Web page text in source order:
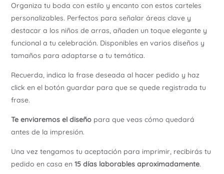
Organiza tu boda con estilo y encanto con estos carteles
personalizables. Perfectos para señalar áreas clave y
destacar a los niños de arras, añaden un toque elegante y
funcional a tu celebración. Disponibles en varios diseños y
tamaños para adaptarse a tu temática.
Recuerda, indica la frase deseada al hacer pedido y haz
click en el botón guardar para que se quede registrada tu
frase.
Te enviaremos el diseñopara que veas cómo quedará
antes de la impresión.
Una vez tengamos tu aceptación para imprimir, recibirás tu
pedido en casa en 15 días laborables aproximadamente.